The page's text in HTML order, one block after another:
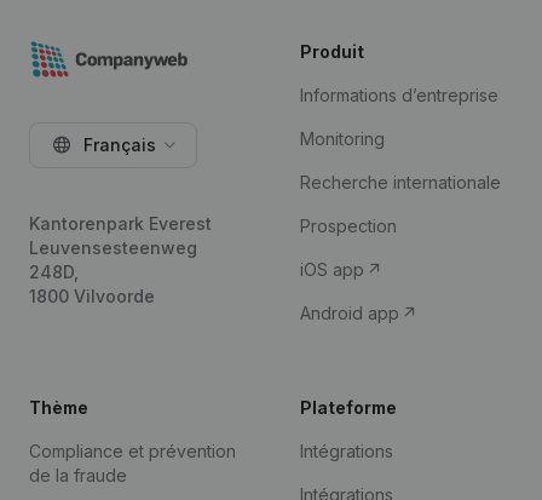
Français
Kantorenpark Everest
Leuvensesteenweg
248D,
1800 Vilvoorde
Produit
Informations d’entreprise
Monitoring
Recherche internationale
Prospection
iOS app
Android app
Thème
Compliance et prévention
de la fraude
Plateforme
Intégrations
Intégrations